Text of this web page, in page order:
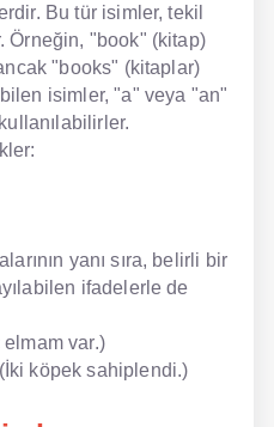
Bu tür isimler, tekil
Örneğin, "book" (kitap)
"books" (kitaplar)
isimler, "a" veya "an"
yanı sıra, belirli bir
ifadelerle de
var.)
köpek sahiplendi.)